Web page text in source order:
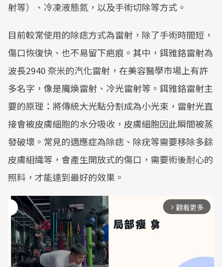
射等）、冷凍液態氮，以及手術切除等方式。
目前較常使用的除痣方式為雷射，除了手術時間短，
傷口恢復快、也不易留下疤痕。其中，鉺雅鉻雷射為
波長2940 奈米的汽化雷射，在美容醫學市場上有許
多名字，像是魔煥雷射、冷光雷射等。鉺雅鉻雷射主
要的原理：將傳統大光點分割成為小光束，雷射光直
接會被皮膚細胞的水分吸收，皮膚細胞因此瞬間被蒸
發破壞。常見的適應症為除痣、除疣等需要移除多餘
皮膚組織等，會產生開放式的傷口，需要術後耐心的
照料，才能達到最好的效果。
arrow_forward_ios 觀看更多